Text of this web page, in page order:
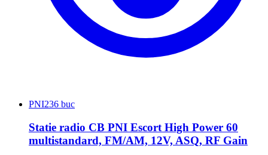
PNI236 buc
Statie radio CB PNI Escort High Power 60
multistandard, FM/AM, 12V, ASQ, RF Gain